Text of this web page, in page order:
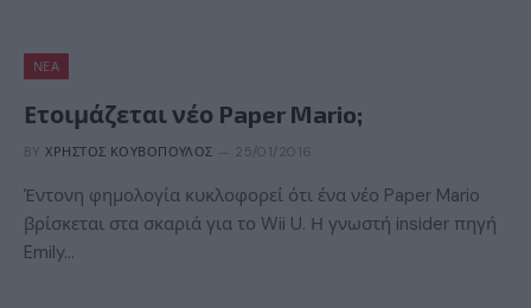
ΝΈΑ
Ετοιμάζεται νέο Paper Mario;
BY ΧΡΉΣΤΟΣ ΚΟΥΒΌΠΟΥΛΟΣ 25/01/2016
Έντονη φημολογία κυκλοφορεί ότι ένα νέο Paper Mario
βρίσκεται στα σκαριά για το Wii U. Η γνωστή insider πηγή
Emily…